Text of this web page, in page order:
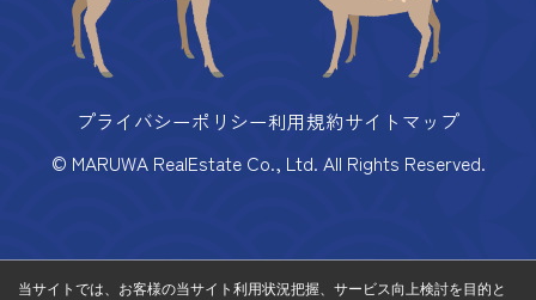
プライバシーポリシー利用規約サイトマップ
© MARUWA RealEstate Co., Ltd. All Rights Reserved.
当サイトでは、お客様の当サイト利用状況把握、サービス向上検討を目的と